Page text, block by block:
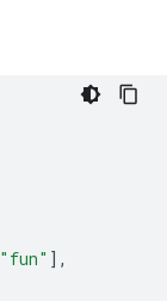
"fun" ],